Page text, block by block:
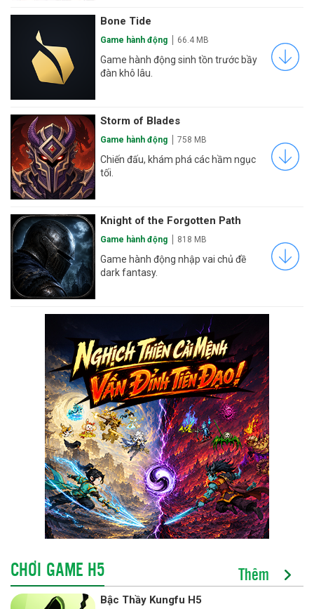
Bone Tide
Game hành động 66.4 MB
Game hành động sinh tồn trước bầy
đàn khô lâu.
Storm of Blades
Game hành động 758 MB
Chiến đấu, khám phá các hầm ngục
tối.
Knight of the Forgotten Path
Game hành động 818 MB
Game hành động nhập vai chủ đề
dark fantasy.
CHƠI GAME H5 Thêm
Bậc Thầy Kungfu H5